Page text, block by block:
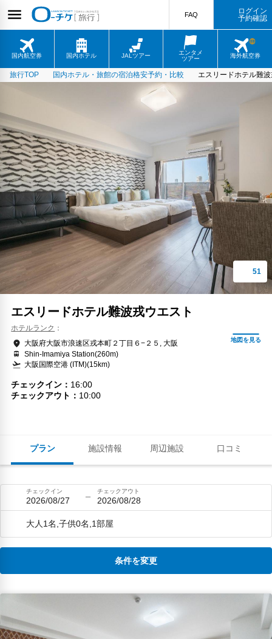
国内航空券 国内ホテル JALツアー
エンタメ
ツアー
海外航空券
FAQ
ログイン
予約確認
旅行TOP 国内ホテル・旅館の宿泊格安予約・比較 エスリードホテル難
プラン 施設情報 周辺施設 口コミ
エスリードホテル難波戎ウエスト
ホテルランク
大阪府大阪市浪速区戎本町２丁目６−２５, 大阪
Shin-Imamiya Station(260m)
大阪国際空港 (ITM)(15km)
チェックイン
16:00
チェックアウト
10:00
チェックイン
2026/08/27
チェックアウト
2026/08/28
大人1名,子供0名,1部屋
条件を変更